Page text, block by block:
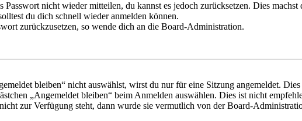
nicht wieder mitteilen, du kannst es jedoch zurücksetzen. Dies
du dich schnell wieder anmelden können.
zurückzusetzen, so wende dich an die Board-Administration.
bleiben“ nicht auswählst, wirst du nur für eine Sitzung angemeldet.
„Angemeldet bleiben“ beim Anmelden auswählen. Dies ist nicht
zur Verfügung steht, dann wurde sie vermutlich von der Board-